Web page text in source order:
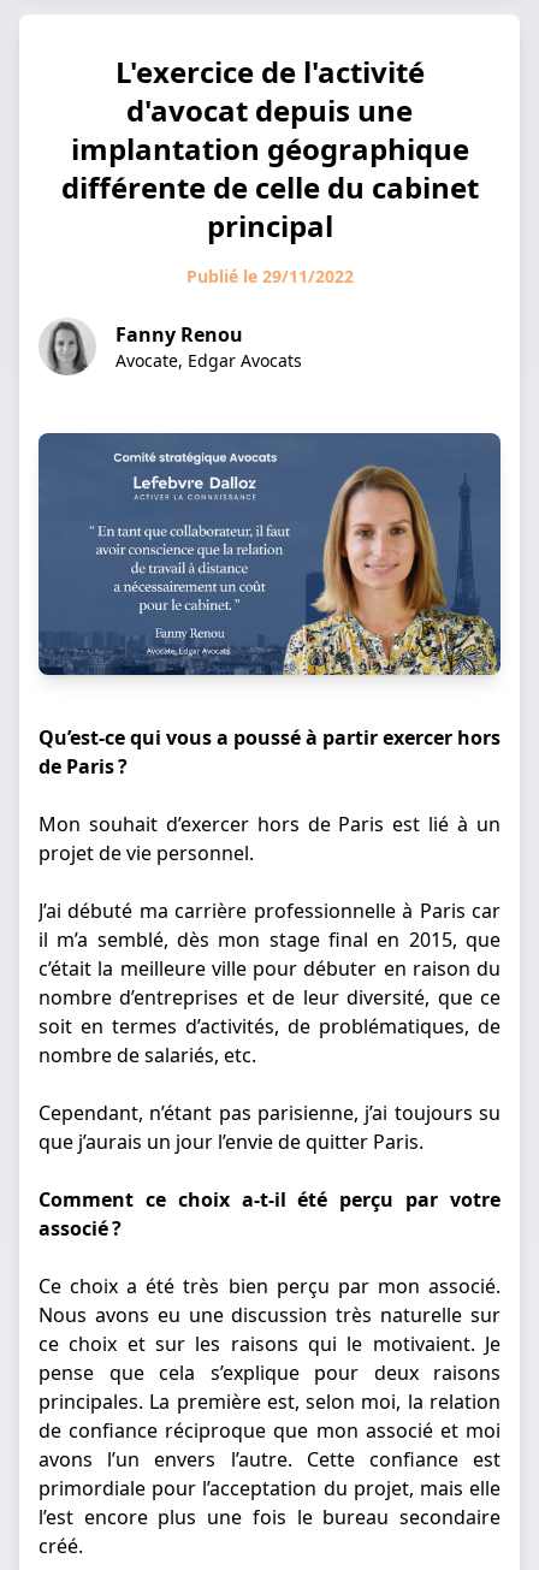
L'exercice de l'activité
d'avocat depuis une
implantation géographique
différente de celle du cabinet
principal
Publié le 29/11/2022
Fanny Renou
Avocate, Edgar Avocats
Qu’est-ce qui vous a poussé à partir exercer hors
de Paris ?
Mon souhait d’exercer hors de Paris est lié à un
projet de vie personnel.
J’ai débuté ma carrière professionnelle à Paris car
il m’a semblé, dès mon stage final en 2015, que
c’était la meilleure ville pour débuter en raison du
nombre d’entreprises et de leur diversité, que ce
soit en termes d’activités, de problématiques, de
nombre de salariés, etc.
Cependant, n’étant pas parisienne, j’ai toujours su
que j’aurais un jour l’envie de quitter Paris.
Comment ce choix a-t-il été perçu par votre
associé ?
Ce choix a été très bien perçu par mon associé.
Nous avons eu une discussion très naturelle sur
ce choix et sur les raisons qui le motivaient. Je
pense que cela s’explique pour deux raisons
principales. La première est, selon moi, la relation
de confiance réciproque que mon associé et moi
avons l’un envers l’autre. Cette confiance est
primordiale pour l’acceptation du projet, mais elle
l’est encore plus une fois le bureau secondaire
créé.